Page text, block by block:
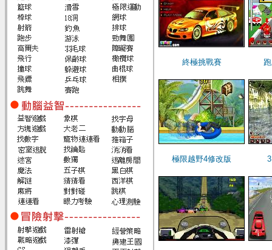
終極挑戰賽
極限越野4修改版